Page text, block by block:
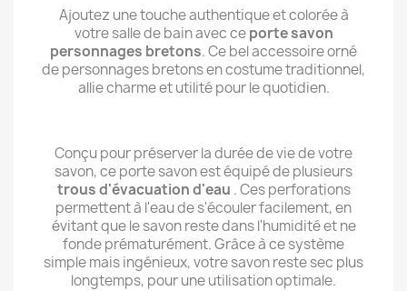
Ajoutez une touche authentique et colorée à
votre salle de bain avec ceporte savon
personnages bretons. Ce bel accessoire orné
de personnages bretons en costume traditionnel,
allie charme et utilité pour le quotidien.
Conçu pour préserver la durée de vie de votre
savon, ce porte savon est équipé de plusieurs
trous d'évacuation d'eau . Ces perforations
permettent à l'eau de s'écouler facilement, en
évitant que le savon reste dans l'humidité et ne
fonde prématurément. Grâce à ce système
simple mais ingénieux, votre savon reste sec plus
longtemps, pour une utilisation optimale.